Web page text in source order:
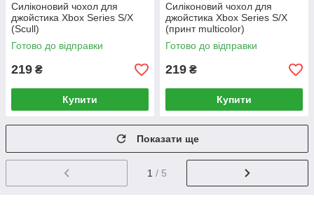
Силіконовий чохол для
джойстика Xbox Series S/X
(Scull)
Готово до відправки
219 ₴
Купити
Силіконовий чохол для
джойстика Xbox Series S/X
(принт multicolor)
Готово до відправки
219 ₴
Купити
Показати ще
1 / 5